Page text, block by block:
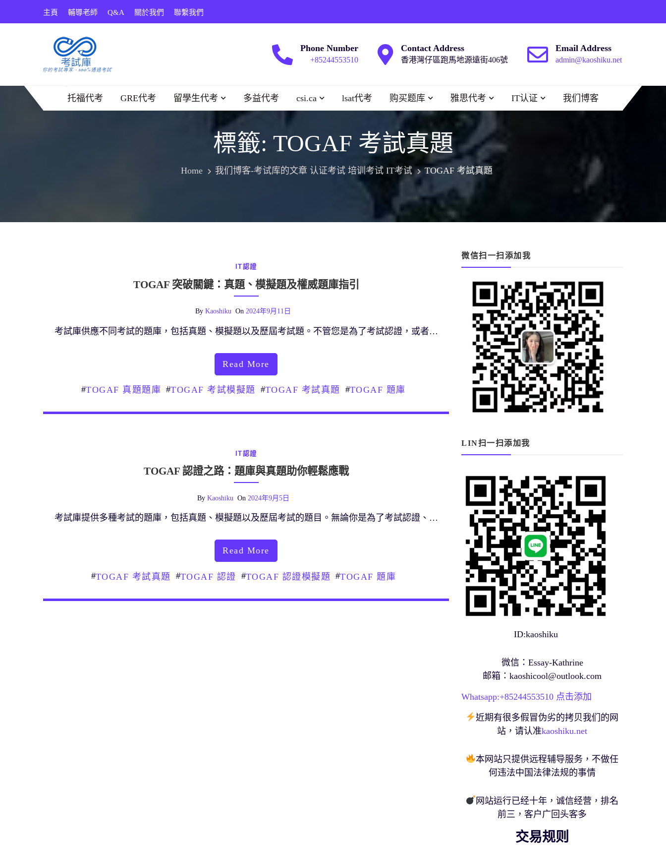
主頁 輔導老師 Q&A 關於我們 聯繫我們
Phone Number
+85244553510
Contact Address
香港灣仔區跑馬地源遠街406號
Email Address
admin@kaoshiku.net
托福代考 GRE代考 留學生代考 多益代考 csi.ca lsat代考 购买题库 雅思代考 IT认证 我们博客
標籤: TOGAF 考試真題
Home 我们博客-考试库的文章 认证考试 培训考试 IT考试 TOGAF 考試真題
IT認證
TOGAF 突破關鍵：真題、模擬題及權威題庫指引
By Kaoshiku On 2024年9月11日
考試庫供應不同考試的題庫，包括真題、模擬題以及歷屆考試題。不管您是為了考試認證，或者…
Read More
#TOGAF 真題題庫 #TOGAF 考試模擬題 #TOGAF 考試真題 #TOGAF 題庫
IT認證
TOGAF 認證之路：題庫與真題助你輕鬆應戰
By Kaoshiku On 2024年9月5日
考試庫提供多種考試的題庫，包括真題、模擬題以及歷屆考試的題目。無論你是為了考試認證、…
Read More
#TOGAF 考試真題 #TOGAF 認證 #TOGAF 認證模擬題 #TOGAF 題庫
微信扫一扫添加我
LIN扫一扫添加我
ID:kaoshiku
微信：Essay-Kathrine
邮箱： kaoshicool@outlook.com
Whatsapp:+85244553510 点击添加
近期有很多假冒伪劣的拷贝我们的网
站，请认准kaoshiku.net
本网站只提供远程辅导服务，不做任
何违法中国法律法规的事情
网站运行已经十年，诚信经营，排名
前三，客户广回头客多
交易规则